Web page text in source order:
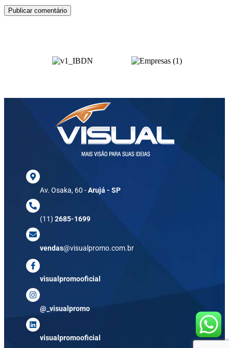
Av. Osaka, 60 -Arujá - SP
(11)2685-1699
vendas@visualpromo.com.br
visualpromooficial
@_visualpromo
visualpromooficial